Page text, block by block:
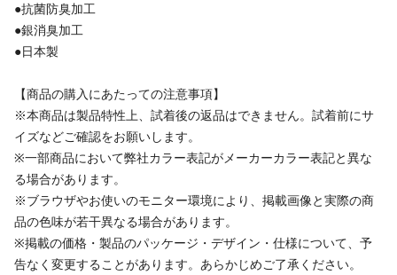
●抗菌防臭加工
●銀消臭加工
●日本製
【商品の購入にあたっての注意事項】
※本商品は製品特性上、試着後の返品はできません。試着前にサ
イズなどご確認をお願いします。
※一部商品において弊社カラー表記がメーカーカラー表記と異な
る場合があります。
※ブラウザやお使いのモニター環境により、掲載画像と実際の商
品の色味が若干異なる場合があります。
※掲載の価格・製品のパッケージ・デザイン・仕様について、予
告なく変更することがあります。あらかじめご了承ください。